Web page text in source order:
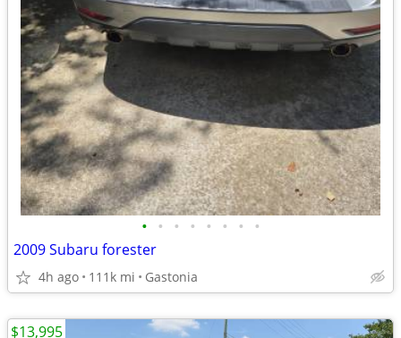
• • • • • • • •
2009 Subaru forester
4h ago 111k mi Gastonia
$13,995